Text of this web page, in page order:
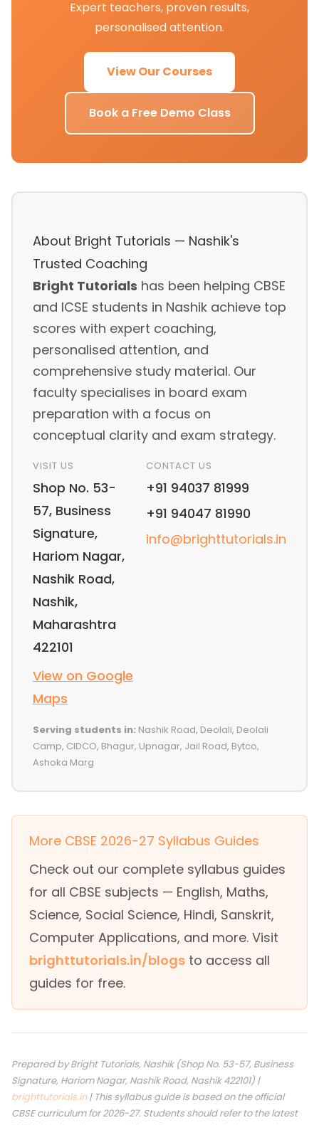
Expert teachers, proven results,
personalised attention.
View Our Courses
Book a Free Demo Class
About Bright Tutorials — Nashik's
Trusted Coaching
Bright Tutorials has been helping CBSE
and ICSE students in Nashik achieve top
scores with expert coaching,
personalised attention, and
comprehensive study material. Our
faculty specialises in board exam
preparation with a focus on
conceptual clarity and exam strategy.
VISIT US
Shop No. 53-
57, Business
Signature,
Hariom Nagar,
Nashik Road,
Nashik,
Maharashtra
422101
View on Google
Maps
CONTACT US
+91 94037 81999
+91 94047 81990
info@brighttutorials.in
Serving students in: Nashik Road, Deolali, Deolali
Camp, CIDCO, Bhagur, Upnagar, Jail Road, Bytco,
Ashoka Marg
More CBSE 2026-27 Syllabus Guides
Check out our complete syllabus guides
for all CBSE subjects — English, Maths,
Science, Social Science, Hindi, Sanskrit,
Computer Applications, and more. Visit
brighttutorials.in/blogs to access all
guides for free.
Prepared by Bright Tutorials, Nashik (Shop No. 53-57, Business
Signature, Hariom Nagar, Nashik Road, Nashik 422101) |
brighttutorials.in| This syllabus guide is based on the official
CBSE curriculum for 2026-27. Students should refer to the latest